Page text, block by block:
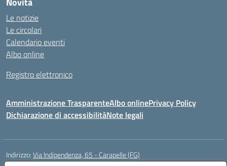
Le notizie
Le circolari
Calendario eventi
Albo online
Registro elettronico
Amministrazione TrasparenteAlbo onlinePrivacy Policy
Dichiarazione di accessibilitàNote legali
Indirizzo:Via Indipendenza, 65 - Carapelle (FG)